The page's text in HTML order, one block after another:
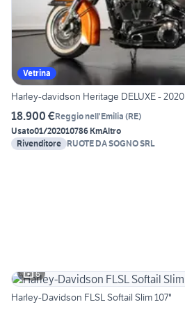
Vetrina
Harley-davidson Heritage DELUXE - 2020
18.900 €Reggio nell'Emilia (RE)
Usato01/202010786 KmAltro
Rivenditore RUOTE DA SOGNO SRL
6
Harley-Davidson FLSL Softail Slim 107"